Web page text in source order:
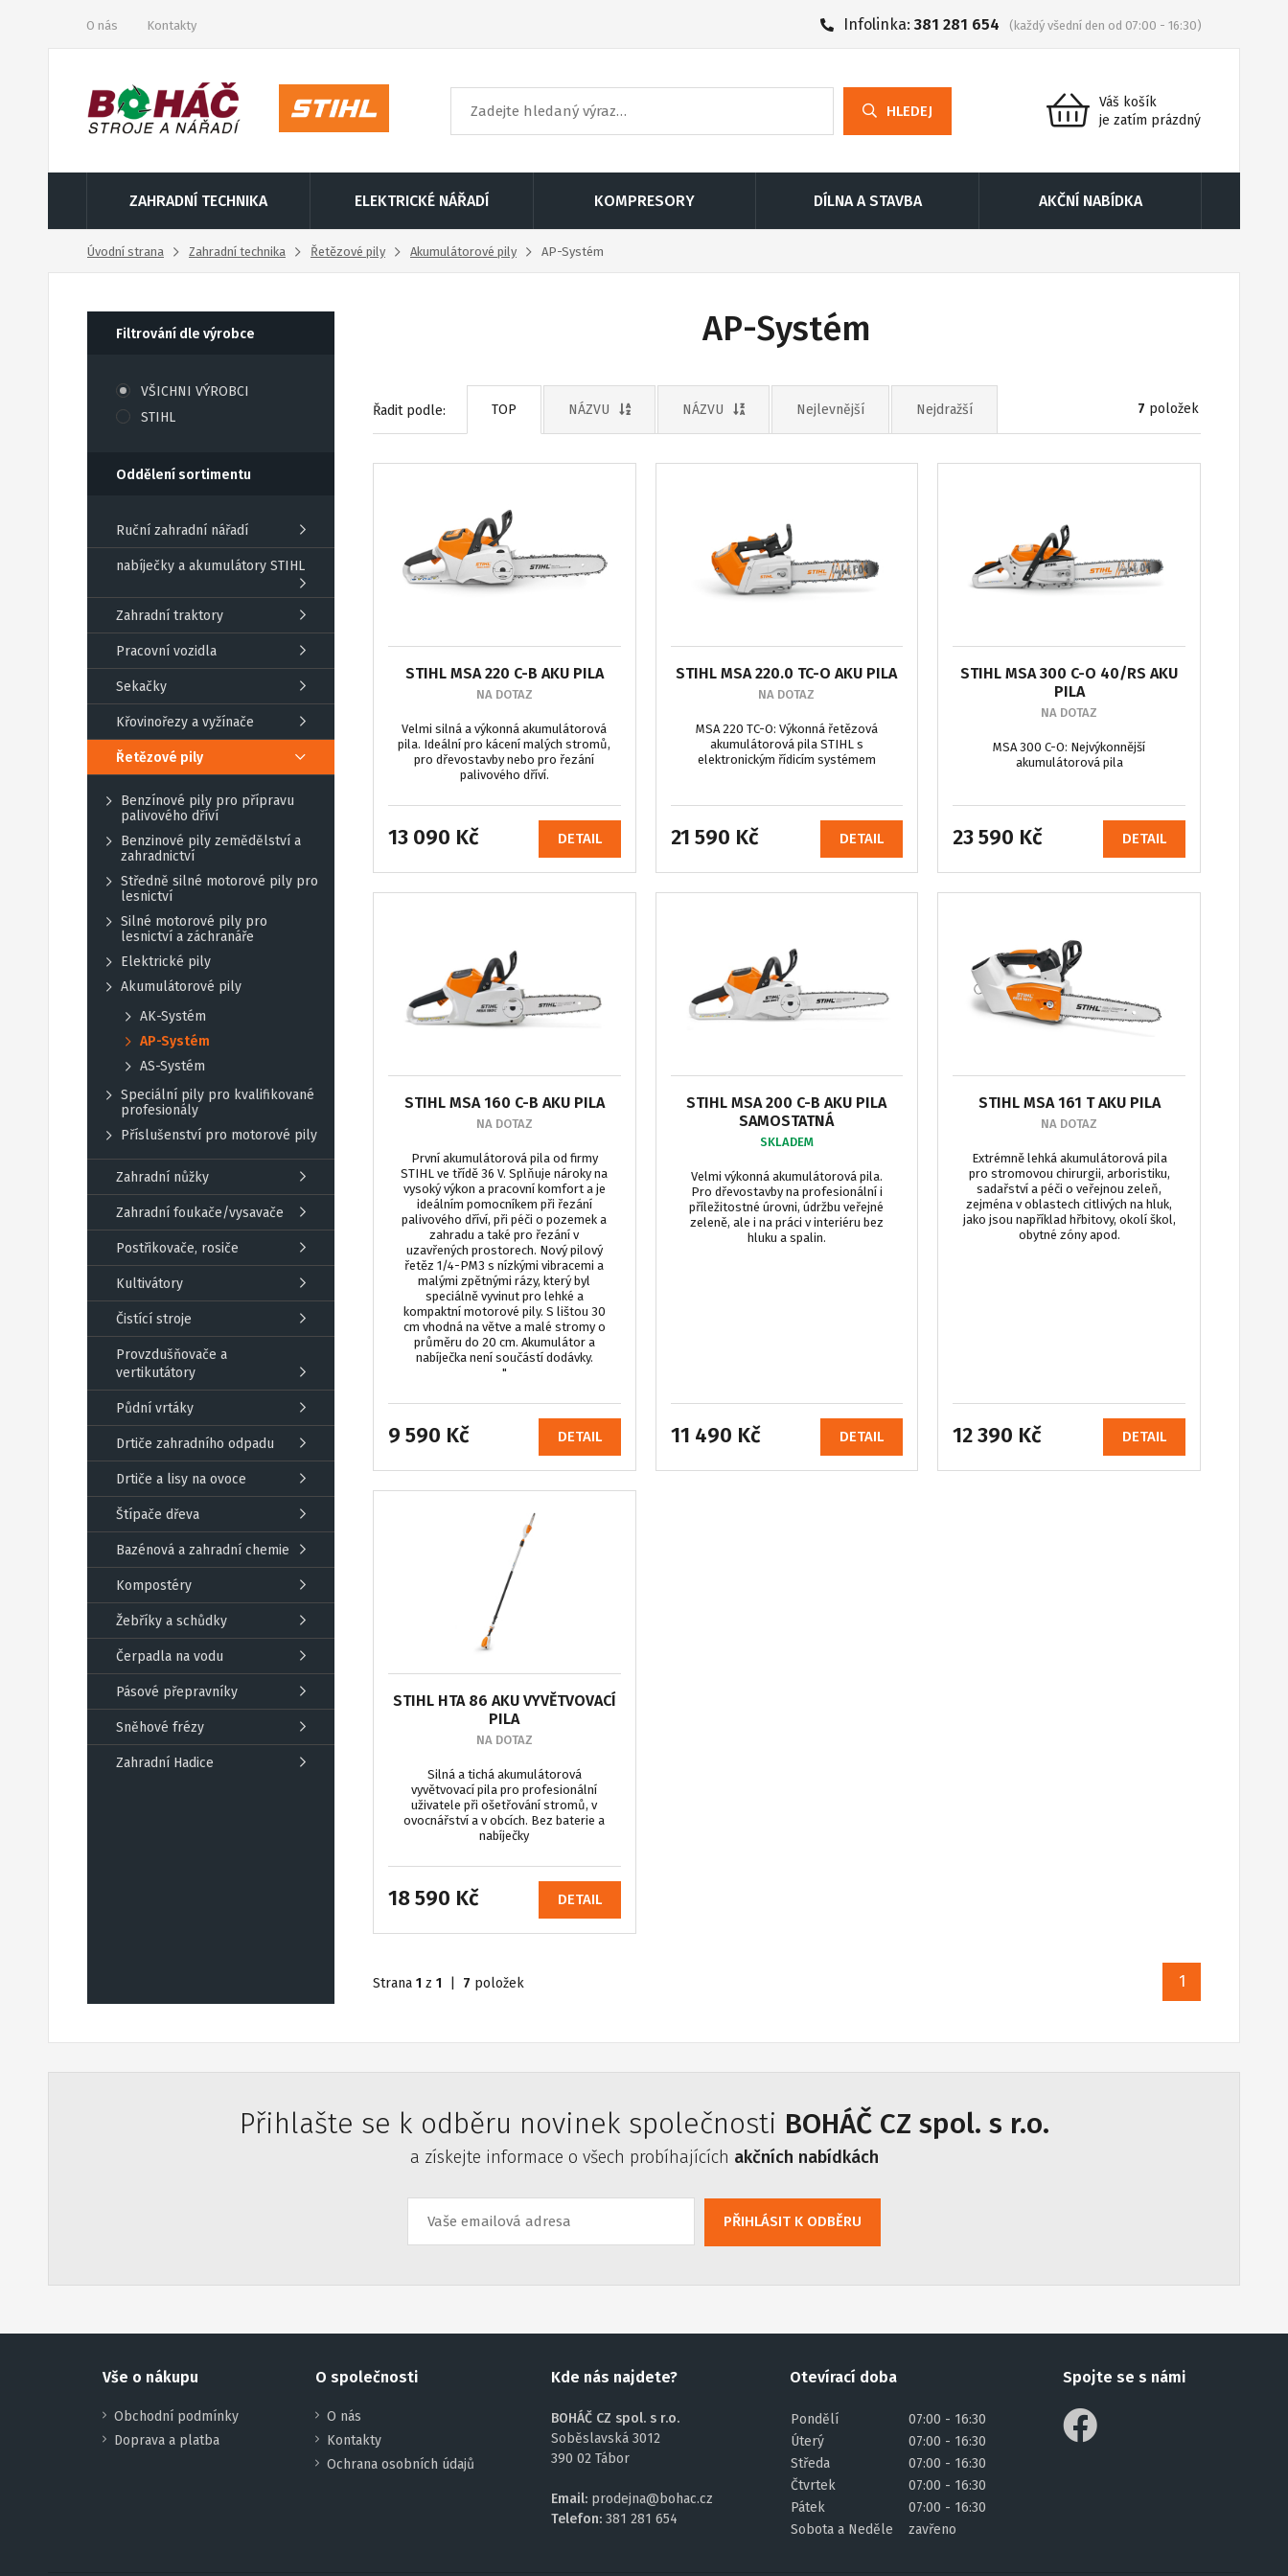
O nás Kontakty Infolinka: 381 281 654 (každý všední den od 07:00 - 16:30)
HLEDEJ
Váš košík
je zatím prázdný
ZAHRADNÍ TECHNIKA ELEKTRICKÉ NÁŘADÍ KOMPRESORY DÍLNA A STAVBA AKČNÍ NABÍDKA
Úvodní strana Zahradní technika Řetězové pily Akumulátorové pily AP-Systém
Filtrování dle výrobce
VŠICHNI VÝROBCI
STIHL
Oddělení sortimentu
Ruční zahradní nářadí
nabíječky a akumulátory STIHL
Zahradní traktory
Pracovní vozidla
Sekačky
Křovinořezy a vyžínače
Řetězové pily
Benzínové pily pro přípravu
palivového dříví
Benzinové pily zemědělství a
zahradnictví
Středně silné motorové pily pro
lesnictví
Silné motorové pily pro
lesnictví a záchranáře
Elektrické pily
Akumulátorové pily
AK-Systém
AP-Systém
AS-Systém
Speciální pily pro kvalifikované
profesionály
Příslušenství pro motorové pily
Zahradní nůžky
Zahradní foukače/vysavače
Postřikovače, rosiče
Kultivátory
Čistící stroje
Provzdušňovače a
vertikutátory
Půdní vrtáky
Drtiče zahradního odpadu
Drtiče a lisy na ovoce
Štípače dřeva
Bazénová a zahradní chemie
Kompostéry
Žebříky a schůdky
Čerpadla na vodu
Pásové přepravníky
Sněhové frézy
Zahradní Hadice
AP-Systém
Řadit podle: TOP NÁZVU NÁZVU Nejlevnější Nejdražší 7 položek
STIHL MSA 220 C-B AKU PILA
NA DOTAZ
Velmi silná a výkonná akumulátorová
pila. Ideální pro kácení malých stromů,
pro dřevostavby nebo pro řezání
palivového dříví.
13 090 Kč DETAIL
STIHL MSA 220.0 TC-O AKU PILA
NA DOTAZ
MSA 220 TC-O: Výkonná řetězová
akumulátorová pila STIHL s
elektronickým řídicím systémem
21 590 Kč DETAIL
STIHL MSA 300 C-O 40/RS AKU
PILA
NA DOTAZ
MSA 300 C-O: Nejvýkonnější
akumulátorová pila
23 590 Kč DETAIL
STIHL MSA 160 C-B AKU PILA
NA DOTAZ
První akumulátorová pila od firmy
STIHL ve třídě 36 V. Splňuje nároky na
vysoký výkon a pracovní komfort a je
ideálním pomocníkem při řezání
palivového dříví, při péči o pozemek a
zahradu a také pro řezání v
uzavřených prostorech. Nový pilový
řetěz 1/4-PM3 s nízkými vibracemi a
malými zpětnými rázy, který byl
speciálně vyvinut pro lehké a
kompaktní motorové pily. S lištou 30
cm vhodná na větve a malé stromy o
průměru do 20 cm. Akumulátor a
nabíječka není součástí dodávky.
"
9 590 Kč DETAIL
STIHL MSA 200 C-B AKU PILA
SAMOSTATNÁ
SKLADEM
Velmi výkonná akumulátorová pila.
Pro dřevostavby na profesionální i
příležitostné úrovni, údržbu veřejné
zeleně, ale i na práci v interiéru bez
hluku a spalin.
11 490 Kč DETAIL
STIHL MSA 161 T AKU PILA
NA DOTAZ
Extrémně lehká akumulátorová pila
pro stromovou chirurgii, arboristiku,
sadařství a péči o veřejnou zeleň,
zejména v oblastech citlivých na hluk,
jako jsou například hřbitovy, okolí škol,
obytné zóny apod.
12 390 Kč DETAIL
STIHL HTA 86 AKU VYVĚTVOVACÍ
PILA
NA DOTAZ
Silná a tichá akumulátorová
vyvětvovací pila pro profesionální
uživatele při ošetřování stromů, v
ovocnářství a v obcích. Bez baterie a
nabíječky
18 590 Kč DETAIL
Strana 1 z 1 7 položek 1
Přihlašte se k odběru novinek společnosti BOHÁČ CZ spol. s r.o.
a získejte informace o všech probíhajících akčních nabídkách
PŘIHLÁSIT K ODBĚRU
Vše o nákupu
Obchodní podmínky
Doprava a platba
O společnosti
O nás
Kontakty
Ochrana osobních údajů
Kde nás najdete?
BOHÁČ CZ spol. s r.o.
Soběslavská 3012
390 02 Tábor
Email: prodejna@bohac.cz
Telefon: 381 281 654
Otevírací doba
Pondělí
07:00 - 16:30
Úterý
07:00 - 16:30
Středa
07:00 - 16:30
Čtvrtek
07:00 - 16:30
Pátek
07:00 - 16:30
Sobota a Neděle
zavřeno
Spojte se s námi